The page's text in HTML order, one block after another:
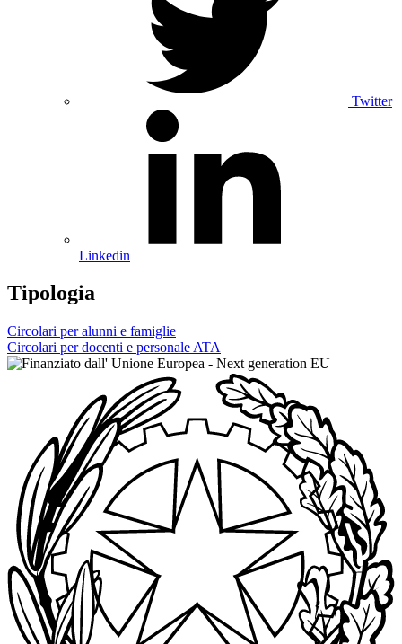
Twitter
Linkedin
Tipologia
Circolari per alunni e famiglie
Circolari per docenti e personale ATA